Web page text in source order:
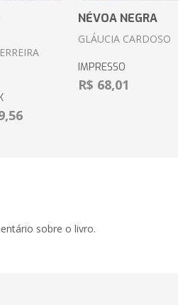
NÉVOA NEGRA
GLÁUCIA CARDOSO
IMPRESSO
R$ 68,01
sobre o livro.